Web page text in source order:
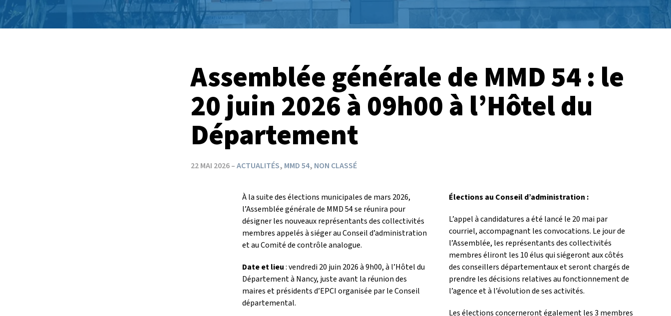
Assemblée générale de MMD 54 : le
20 juin 2026 à 09h00 à l’Hôtel du
Département
22 MAI 2026–ACTUALITÉS, MMD 54, NON CLASSÉ
À la suite des élections municipales de mars 2026,
l’Assemblée générale de MMD 54 se réunira pour
désigner les nouveaux représentants des collectivités
membres appelés à siéger au Conseil d’administration
et au Comité de contrôle analogue.
Date et lieu: vendredi 20 juin 2026 à 9h00, à l’Hôtel du
Département à Nancy, juste avant la réunion des
maires et présidents d’EPCI organisée par le Conseil
départemental.
Élections au Conseil d’administration :
L’appel à candidatures a été lancé le 20 mai par
courriel, accompagnant les convocations. Le jour de
l’Assemblée, les représentants des collectivités
membres éliront les 10 élus qui siégeront aux côtés
des conseillers départementaux et seront chargés de
prendre les décisions relatives au fonctionnement de
l’agence et à l’évolution de ses activités.
Les élections concerneront également les 3 membres